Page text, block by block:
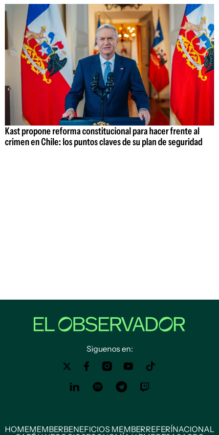
Kast propone reforma constitucional para hacer frente al
crimen en Chile: los puntos claves de su plan de seguridad
Siguenos en:
HOMEMEMBERBENEFICIOS MEMBERREFERÍNACIONAL